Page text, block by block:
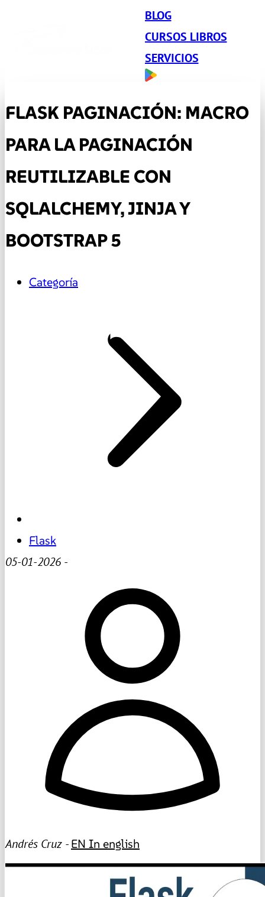
BLOG
CURSOS LIBROS
SERVICIOS
FLASK PAGINACIÓN: MACRO
PARA LA PAGINACIÓN
REUTILIZABLE CON
SQLALCHEMY, JINJA Y
BOOTSTRAP 5
Categoría
Flask
05-01-2026 -
Andrés Cruz -EN In english